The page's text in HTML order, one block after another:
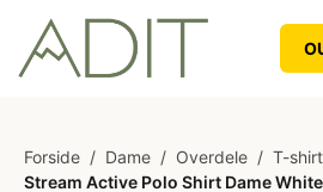
Forside / Dame / Overdele / T-
Stream Active Polo Shirt Dame White